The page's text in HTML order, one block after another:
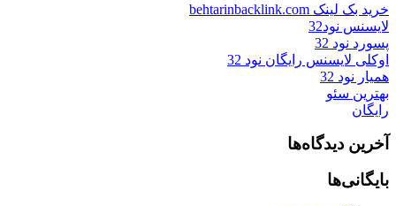
خرید بک لینک behtarinbacklink.com
لایسنس نود32
پسورد نود 32
اوکلی لایسنس رایگان نود 32
همیار نود 32
بهترین سئو
رایگان
آخرین دیدگاه‌ها
بایگانی‌ها